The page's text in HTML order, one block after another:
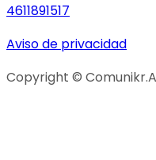
4611891517
Aviso de privacidad
Copyright ©